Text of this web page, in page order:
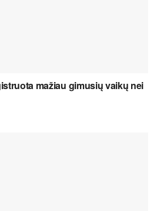
mažiau gimusių vaikų nei